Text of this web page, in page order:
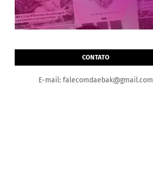
CONTATO
E-mail: falecomdaebak@gmail.com